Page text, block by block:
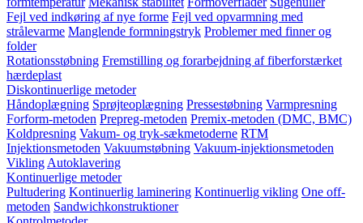
Fejl ved indkøring af nye forme Fejl ved opvarmning med
strålevarme Manglende formningstryk Problemer med finner og
folder
Rotationsstøbning Fremstilling og forarbejdning af fiberforstærket
hærdeplast
Diskontinuerlige metoder
Håndoplægning Sprøjteoplægning Pressestøbning Varmpresning
Forform-metoden Prepreg-metoden Premix-metoden (DMC, BMC)
Koldpresning Vakum- og tryk-sækmetoderne RTM
Injektionsmetoden Vakuumstøbning Vakuum-injektionsmetoden
Vikling Autoklavering
Kontinuerlige metoder
Pultudering Kontinuerlig laminering Kontinuerlig vikling One off-
metoden Sandwichkonstruktioner